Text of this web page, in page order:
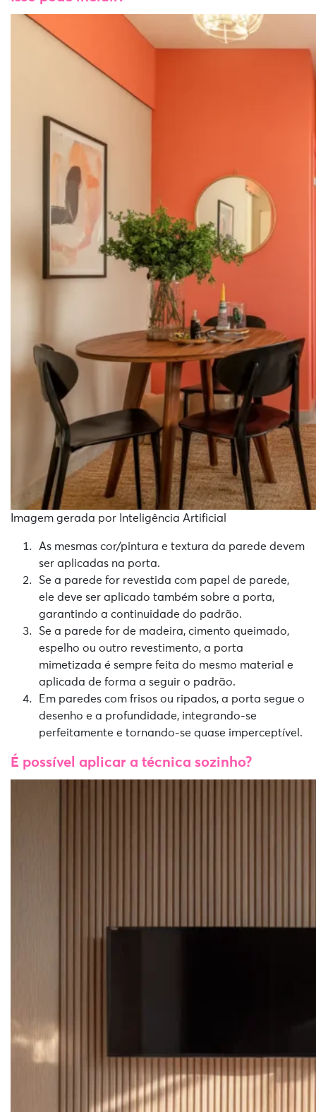
Imagem gerada por Inteligência Artificial
As mesmas cor/pintura e textura da parede devem
ser aplicadas na porta.
Se a parede for revestida com papel de parede,
ele deve ser aplicado também sobre a porta,
garantindo a continuidade do padrão.
Se a parede for de madeira, cimento queimado,
espelho ou outro revestimento, a porta
mimetizada é sempre feita do mesmo material e
aplicada de forma a seguir o padrão.
Em paredes com frisos ou ripados, a porta segue o
desenho e a profundidade, integrando-se
perfeitamente e tornando-se quase imperceptível.
É possível aplicar a técnica sozinho?